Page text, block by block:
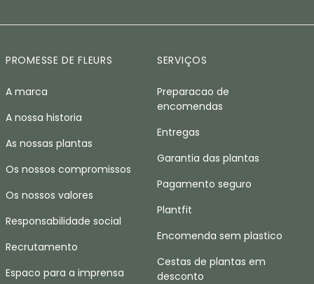
PROMESSE DE FLEURS
A marca
A nossa historia
As nossas plantas
Os nossos compromissos
Os nossos valores
Responsabilidade social
Recrutamento
Espaco para a imprensa
SERVIÇOS
Preparacao de
encomendas
Entregas
Garantia das plantas
Pagamento seguro
Plantfit
Encomenda sem plastico
Cestas de plantas em
desconto